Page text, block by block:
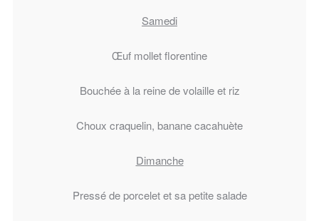
Samedi
Œuf mollet florentine
Bouchée à la reine de volaille et riz
Choux craquelin, banane cacahuète
Dimanche
Pressé de porcelet et sa petite salade